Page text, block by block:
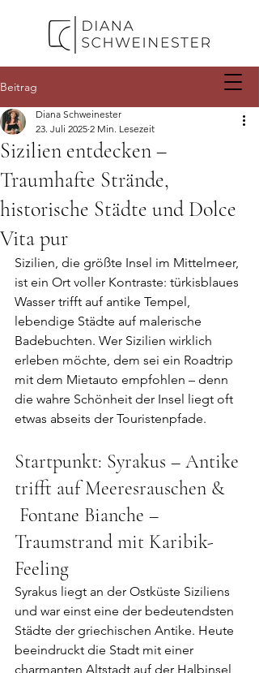
Beitrag
Sizilien entdecken –
Traumhafte Strände,
historische Städte und Dolce
Vita pur
Diana Schweinester
23. Juli 2025 2 Min. Lesezeit
Sizilien, die größte Insel im Mittelmeer,
ist ein Ort voller Kontraste: türkisblaues
Wasser trifft auf antike Tempel,
lebendige Städte auf malerische
Badebuchten. Wer Sizilien wirklich
erleben möchte, dem sei ein Roadtrip
mit dem Mietauto empfohlen – denn
die wahre Schönheit der Insel liegt oft
etwas abseits der Touristenpfade.
Startpunkt: Syrakus – Antike
trifft auf Meeresrauschen &
Fontane Bianche –
Traumstrand mit Karibik-
Feeling
Syrakus liegt an der Ostküste Siziliens
und war einst eine der bedeutendsten
Städte der griechischen Antike. Heute
beeindruckt die Stadt mit einer
charmanten Altstadt auf der Halbinsel